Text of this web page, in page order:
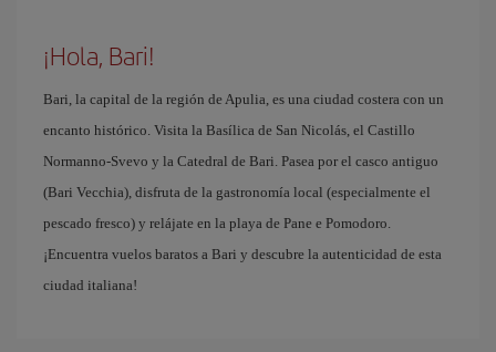
¡Hola, Bari!
Bari, la capital de la región de Apulia, es una ciudad costera con un
encanto histórico. Visita la Basílica de San Nicolás, el Castillo
Normanno-Svevo y la Catedral de Bari. Pasea por el casco antiguo
(Bari Vecchia), disfruta de la gastronomía local (especialmente el
pescado fresco) y relájate en la playa de Pane e Pomodoro.
¡Encuentra vuelos baratos a Bari y descubre la autenticidad de esta
ciudad italiana!